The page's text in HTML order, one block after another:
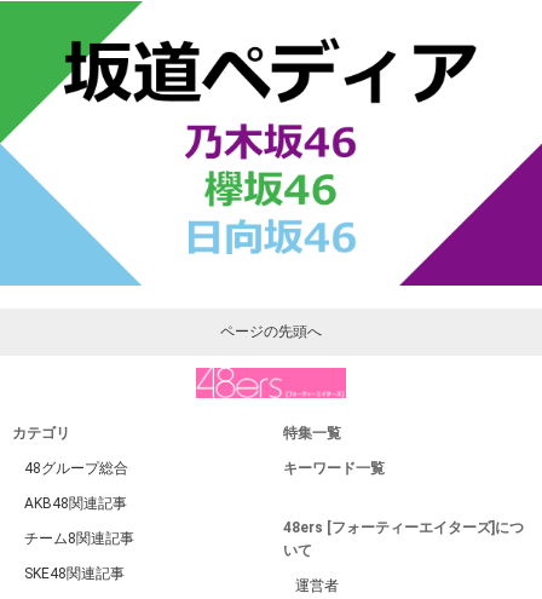
ページの先頭へ
カテゴリ
48グループ総合
AKB48関連記事
チーム8関連記事
SKE48関連記事
特集一覧
キーワード一覧
48ers [フォーティーエイターズ]につ
いて
運営者